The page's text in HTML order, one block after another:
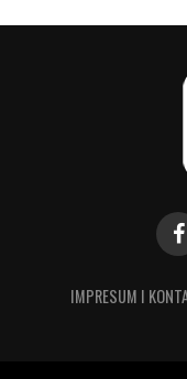
IMPRESUM I